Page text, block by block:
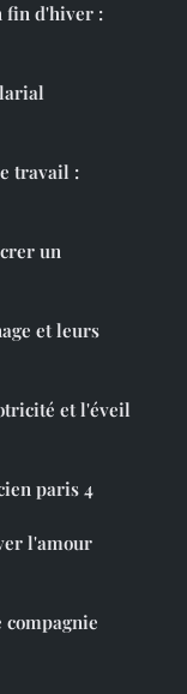
fin d'hiver :
travail :
un
et leurs
et l'éveil
paris 4
l'amour